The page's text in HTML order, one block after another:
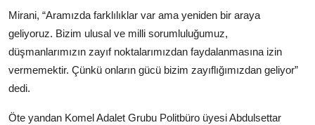
Mirani, “Aramızda farklılıklar var ama yeniden bir araya
geliyoruz. Bizim ulusal ve milli sorumluluğumuz,
düşmanlarımızın zayıf noktalarımızdan faydalanmasına izin
vermemektir. Çünkü onların gücü bizim zayıflığımızdan geliyor”
dedi.
Öte yandan Komel Adalet Grubu Politbüro üyesi Abdulsettar